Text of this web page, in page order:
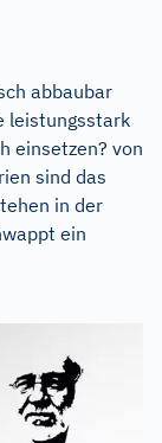
abbaubar
leistungsstark
einsetzen? von
sind das
in der
ein